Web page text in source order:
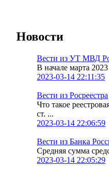
Новости
Вести из УТ МВД
В начале марта
2023-03-14 22:11:35
Вести из Росреестра
Что такое
ст. ...
2023-03-14 22:06:59
Вести из Банка
Средняя сумма
2023-03-14 22:05:29